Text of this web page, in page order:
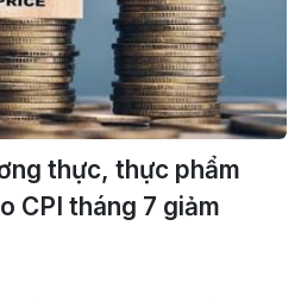
thực, thực phẩm
CPI tháng 7 giảm